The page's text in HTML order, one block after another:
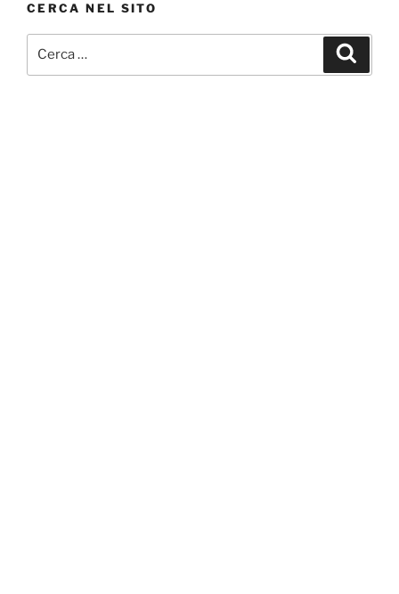
CERCA NEL SITO